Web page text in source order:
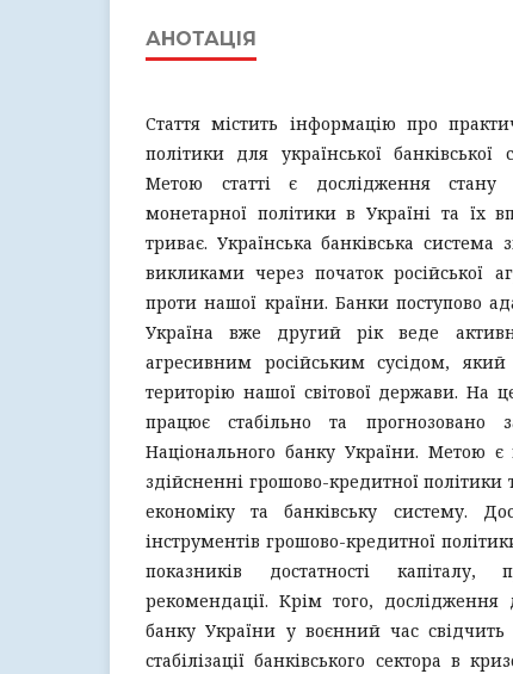
АНОТАЦІЯ
Стаття містить інформацію про
політики для української
Метою статті є дослідження стану
монетарної політики в Україні та їх
триває. Українська банківська система
викликами через початок російської
проти нашої країни. Банки поступово
Україна вже другий рік веде
агресивним російським сусідом, який
територію нашої світової держави. На
працює стабільно та прогнозовано
Національного банку України. Метою
здійсненні грошово-кредитної політики
економіку та банківську систему.
інструментів грошово-кредитної
показників достатності капіталу,
рекомендації. Крім того, дослідження
банку України у воєнний час свідчить
стабілізації банківського сектора в